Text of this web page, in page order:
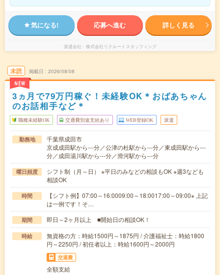
気になる! 応募へ進む 詳しく見る
派遣会社 株式会社リクルートスタッフィング
未読
NEW
掲載日 2026/08/08
3ヵ月で79万円稼ぐ！未経験OK＊おばあちゃん
のお話相手など＊
職種未経験OK 交通費別途支給あり WEB登録OK 派遣
勤務地
千葉県成田市
京成成田駅から---分／公津の杜駅から---分／東成田駅から---
分／成田湯川駅から---分／滑河駅から---分
曜日頻度
シフト制（月～日） ※平日のみなどの相談もOK ※週3なども
相談OK
時間
【シフト例】07:00～16:0009:00～18:0017:00～09:00※ 上記
は一例です！そ…
期間 即日～2ヶ月以上 ■開始日の相談OK！
時給
無資格の方：時給1500円～1875円 / 介護福祉士：時給1800
円～2250円 / 初任者以上：時給1600円～2000円
交通費
全額支給